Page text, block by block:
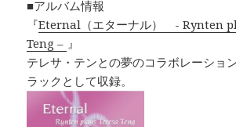
■アルバム情報
『Eternal（エターナル） - Rynten
Teng – 』
テレサ・テンとの夢のコラボレーショ
ラックとして収録。